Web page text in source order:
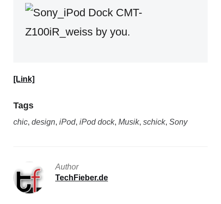
[Link]
Tags
chic, design, iPod, iPod dock, Musik, schick, Sony
Author
TechFieber.de